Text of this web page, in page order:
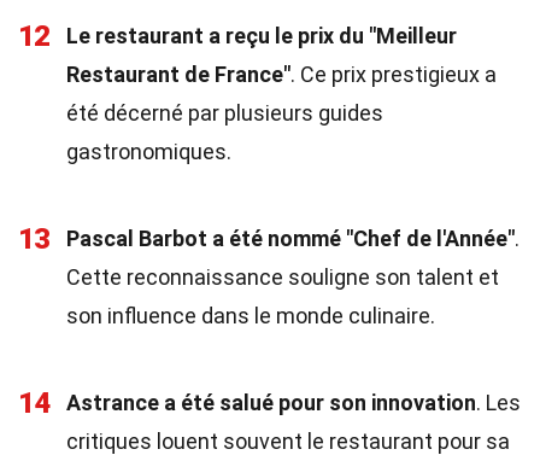
12
Le restaurant a reçu le prix du "Meilleur
Restaurant de France". Ce prix prestigieux a
été décerné par plusieurs guides
gastronomiques.
13 Pascal Barbot a été nommé "Chef de l'Année".
Cette reconnaissance souligne son talent et
son influence dans le monde culinaire.
14 Astrance a été salué pour son innovation. Les
critiques louent souvent le restaurant pour sa